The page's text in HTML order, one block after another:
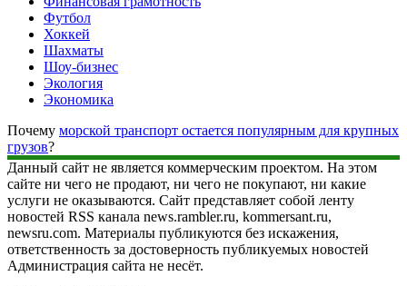
Футбол
Хоккей
Шахматы
Шоу-бизнес
Экология
Экономика
Почему морской транспорт остается популярным для крупных
грузов?
Данный сайт не является коммерческим проектом. На этом
сайте ни чего не продают, ни чего не покупают, ни какие
услуги не оказываются. Сайт представляет собой ленту
новостей RSS канала news.rambler.ru, kommersant.ru,
newsru.com. Материалы публикуются без искажения,
ответственность за достоверность публикуемых новостей
Администрация сайта не несёт.